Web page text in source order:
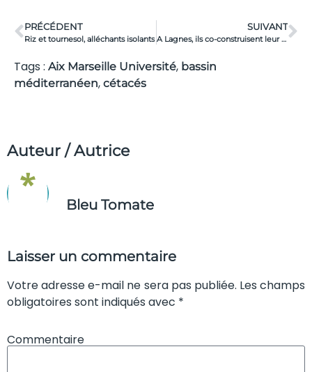
PRÉCÉDENT
Riz et tournesol, alléchants isolants
SUIVANT
A Lagnes, ils co-construisent leur habitat durable
Tags : Aix Marseille Université, bassin
méditerranéen, cétacés
Auteur / Autrice
Bleu Tomate
Laisser un commentaire
Votre adresse e-mail ne sera pas publiée. Les champs
obligatoires sont indiqués avec *
Commentaire